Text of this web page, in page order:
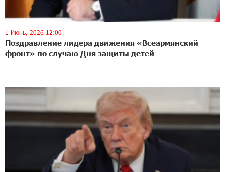
1 Июнь, 2026 12:00
Поздравление лидера движения «Всеармянский
фронт» по случаю Дня защиты детей